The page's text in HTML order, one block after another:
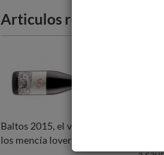
Articulos recomendados
Baltos 2015, el vino para
los mencía lovers